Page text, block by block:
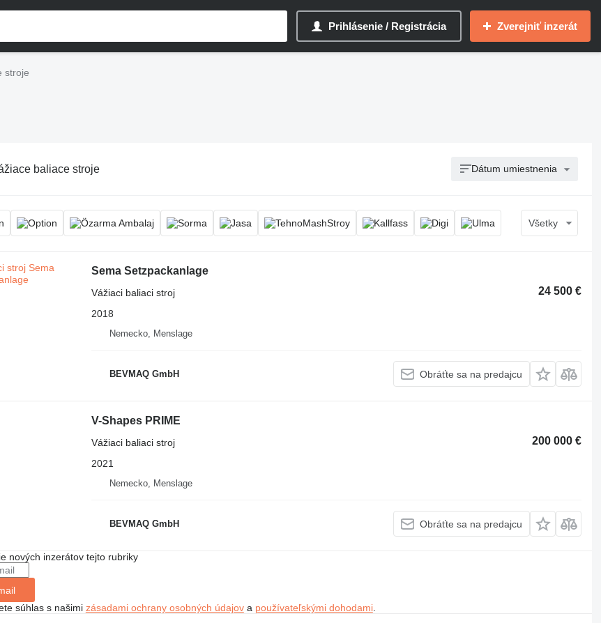
Prihlásenie / Registrácia Zverejniť inzerát
stroje
baliace stroje Dátum umiestnenia
Všetky
Sema Setzpackanlage
24 500 €
Vážiaci baliaci stroj
2018
Nemecko, Menslage
BEVMAQ GmbH Obráťte sa na predajcu
V-Shapes PRIME
200 000 €
Vážiaci baliaci stroj
2021
Nemecko, Menslage
BEVMAQ GmbH Obráťte sa na predajcu
nových inzerátov tejto rubriky
súhlas s našimi zásadami ochrany osobných údajova používateľskými dohodami.